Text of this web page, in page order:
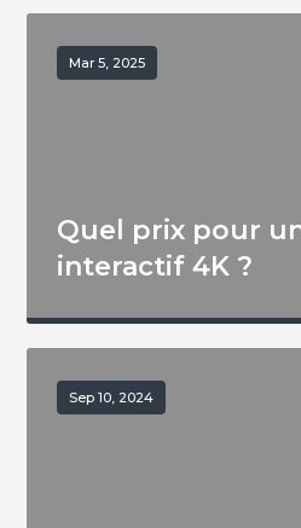
Mar 5, 2025
Quel prix pour
interactif 4K ?
Sep 10, 2024